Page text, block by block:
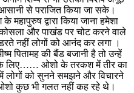
से पराजित किया जा सके।
द्वारा किया जाना हमेशा
और पाखंड पर चोट करने वाले
नहीं लोगों को आनंद कर लगा ।
पितामह की बैंड बजानी है तो उन्हें
लिए…… ओशो के तरकश में तीर का
लोगों को सुनने समझने और विचारने
कुछ भी गलत नहीं कह रहे थे।